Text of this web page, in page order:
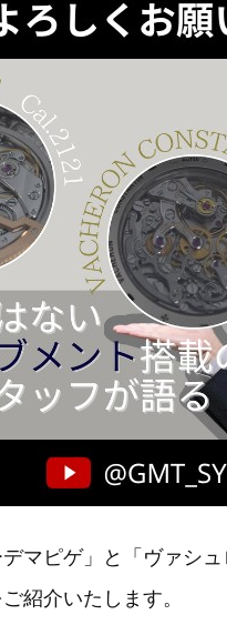
マピゲ」と「ヴァシ
紹介いたします。